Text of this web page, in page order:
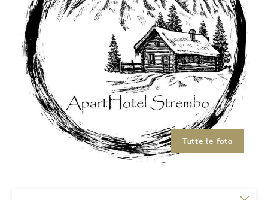
Tutte le foto